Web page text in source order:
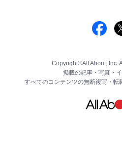
Copyright©All About, Inc.
掲載の記事・写真・イ
すべてのコンテンツの無断複写・転